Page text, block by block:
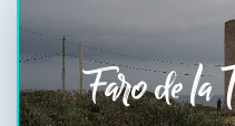
Faro de la